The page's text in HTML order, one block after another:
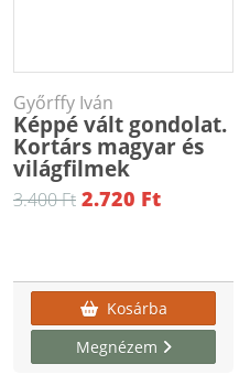
Győrffy Iván
Képpé vált gondolat.
Kortárs magyar és
világfilmek
3.400 Ft 2.720 Ft
Kosárba
Megnézem